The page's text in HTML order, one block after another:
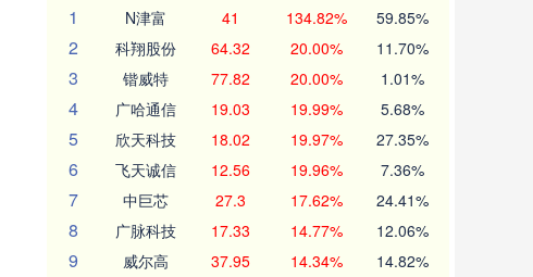
1
N津富 41 134.82% 59.85%
2 科翔股份 64.32 20.00% 11.70%
3 锴威特 77.82 20.00% 1.01%
4 广哈通信 19.03 19.99% 5.68%
5 欣天科技 18.02 19.97% 27.35%
6 飞天诚信 12.56 19.96% 7.36%
7 中巨芯 27.3 17.62% 24.41%
8 广脉科技 17.33 14.77% 12.06%
9 威尔高 37.95 14.34% 14.82%